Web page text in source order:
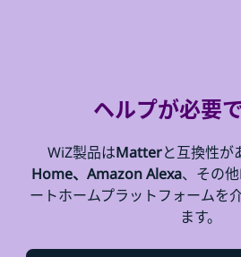
ヘルプが必要
WiZ製品はMatterと互換性が
Home、Amazon Alexa、その
ートホームプラットフォームを
ます。